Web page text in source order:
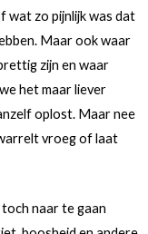
wat zo pijnlijk was dat
Maar ook waar
zijn en waar
het maar liever
oplost. Maar nee
vroeg of laat
naar te gaan